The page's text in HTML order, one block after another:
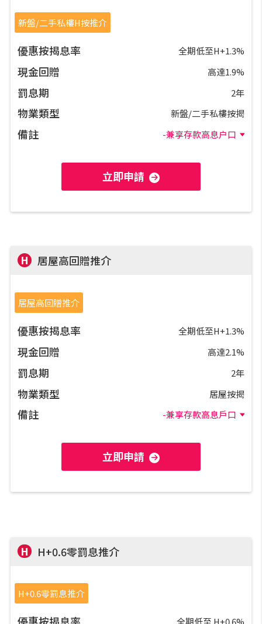
供款年期計算
工商舖按揭計算
印花稅計算
統計數據庫
按揭快趣智識
按揭百科
免費裝修轉介服務
新盤/二手私樓H按推介
優惠按揭息率 全期低至H+1.3%
現金回贈 高達1.9%
罰息期 2年
物業類型 新盤/二手私樓按揭
備註 -兼享存款高息户口
立即申請
H 居屋高回贈推介
居屋高回贈推介
優惠按揭息率 全期低至H+1.3%
現金回贈 高達2.1%
罰息期 2年
物業類型 居屋按揭
備註 -兼享存款高息戶口
立即申請
H H+0.6零罰息推介
H+0.6零罰息推介
全期低至 H+0.6%